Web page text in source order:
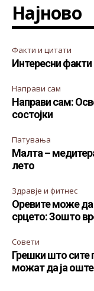
Најново
Факти и цитати
Интересни факти
Направи сам
Направи сам:
состојки
Патувања
Малта –
лето
Здравје и фитнес
Оревите може да
срцето: Зошто
Совети
Грешки што сите
можат да ја